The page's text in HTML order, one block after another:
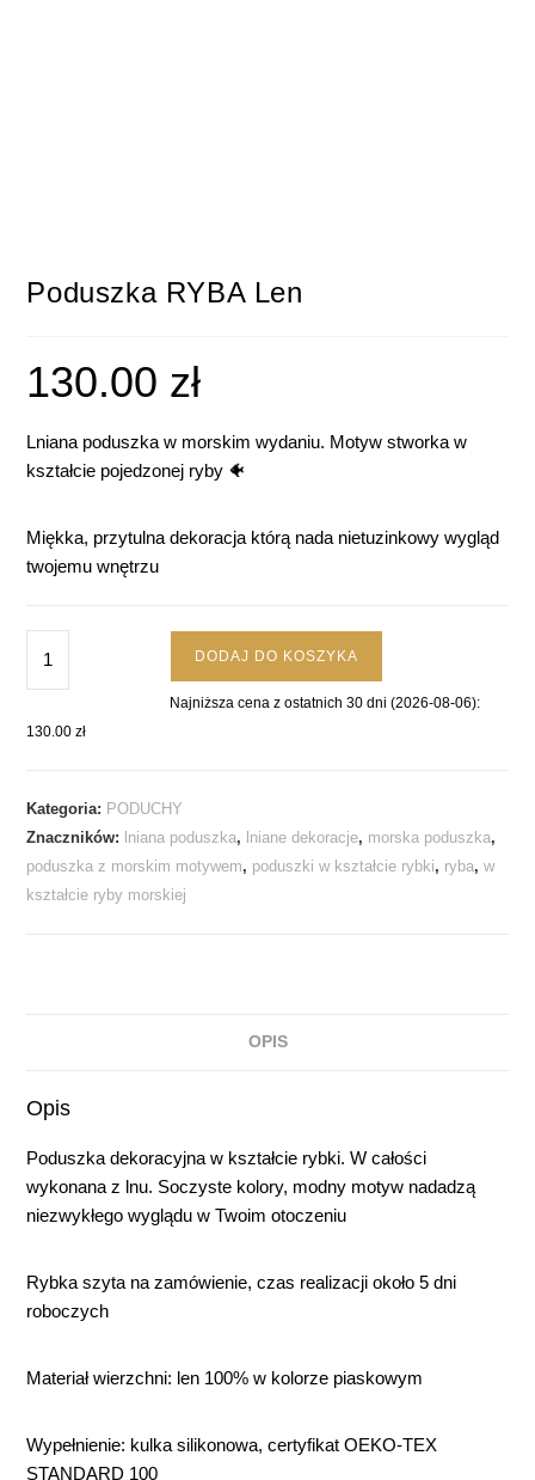
Poduszka RYBA Len
130.00 zł
Lniana poduszka w morskim wydaniu. Motyw stworka w
kształcie pojedzonej ryby 🐠
Miękka, przytulna dekoracja którą nada nietuzinkowy wygląd
twojemu wnętrzu
DODAJ DO KOSZYKA
Najniższa cena z ostatnich 30 dni (2026-08-06):
130.00zł
Kategoria: PODUCHY
Znaczników: lniana poduszka, lniane dekoracje, morska poduszka,
poduszka z morskim motywem, poduszki w kształcie rybki, ryba,w
kształcie ryby morskiej
OPIS
Opis
Poduszka dekoracyjna w kształcie rybki. W całości
wykonana z lnu. Soczyste kolory, modny motyw nadadzą
niezwykłego wyglądu w Twoim otoczeniu
Rybka szyta na zamówienie, czas realizacji około 5 dni
roboczych
Materiał wierzchni: len 100% w kolorze piaskowym
Wypełnienie: kulka silikonowa, certyfikat OEKO-TEX
STANDARD 100